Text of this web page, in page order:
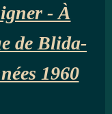
- À
de Blida-
1960